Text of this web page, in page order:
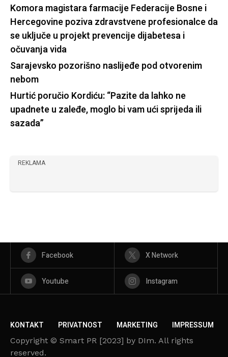
Komora magistara farmacije Federacije Bosne i
Hercegovine poziva zdravstvene profesionalce da
se uključe u projekt prevencije dijabetesa i
očuvanja vida
Sarajevsko pozorišno naslijeđe pod otvorenim
nebom
Hurtić poručio Kordiću: “Pazite da lahko ne
upadnete u zaleđe, moglo bi vam ući sprijeda ili
sazada”
REKLAMA
Facebook X Network
Youtube Instagram
KONTAKT PRIVATNOST MARKETING IMPRESSUM
Copyright © Smart PR [2023] by DIm. All rights
reserved.